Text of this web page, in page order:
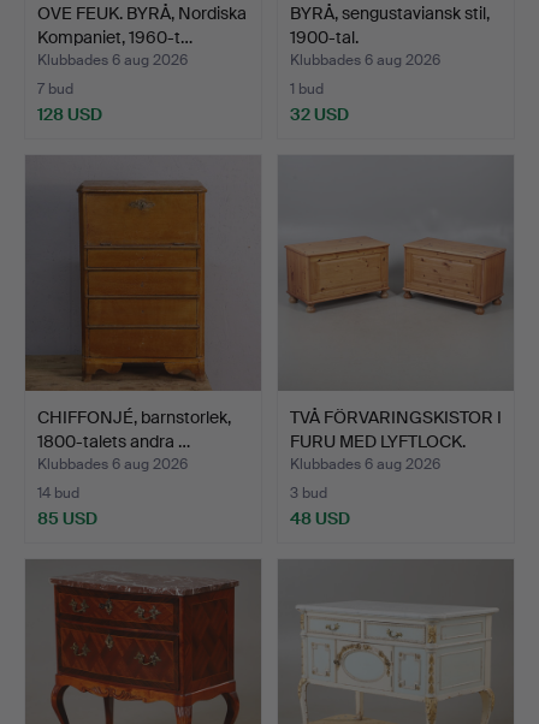
OVE FEUK. BYRÅ, Nordiska
Kompaniet, 1960-t…
Klubbades 6 aug 2026
7 bud
128 USD
BYRÅ, sengustaviansk stil,
1900-tal.
Klubbades 6 aug 2026
1 bud
32 USD
CHIFFONJÉ, barnstorlek,
1800-talets andra …
Klubbades 6 aug 2026
14 bud
85 USD
TVÅ FÖRVARINGSKISTOR I
FURU MED LYFTLOCK.
Klubbades 6 aug 2026
3 bud
48 USD